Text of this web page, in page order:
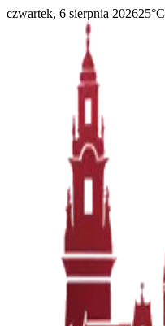
czwartek, 6 sierpnia 202625°C